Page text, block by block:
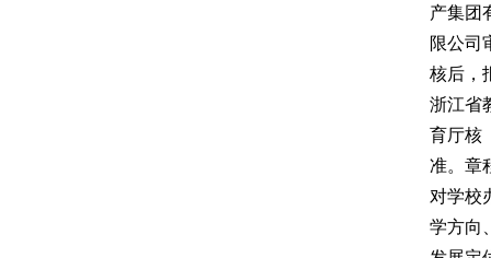
产集团
限公司
核后，
浙江省
育厅核
准。章
对学校
学方向、